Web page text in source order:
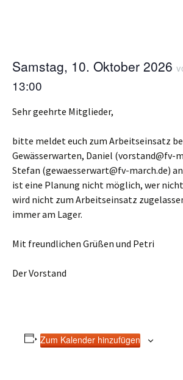
Samstag, 10. Oktober 2026
13:00
Sehr geehrte Mitglieder,
bitte meldet euch zum Arbeitseinsatz
Gewässerwarten, Daniel (vorstand@fv-
Stefan (gewaesserwart@fv-march.de)
ist eine Planung nicht möglich, wer
wird nicht zum Arbeitseinsatz
immer am Lager.
Mit freundlichen Grüßen und Petri
Der Vorstand
Zum Kalender hinzufügen